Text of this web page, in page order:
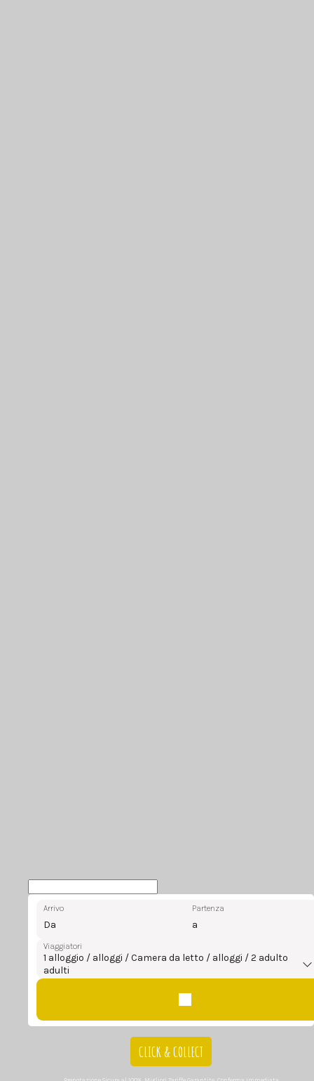
Arrivo
Da
Partenza
a
Viaggiatori
1 alloggio / alloggi /Camera da letto / alloggi /2 adulto
adulti
CLICK & COLLECT